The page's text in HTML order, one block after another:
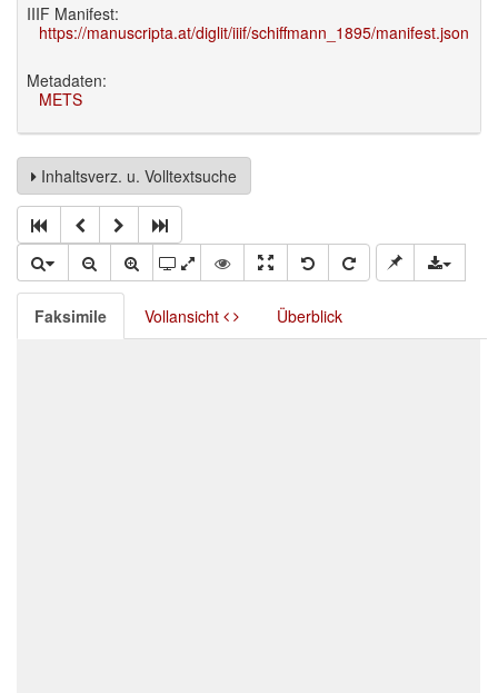
IIIF Manifest:
https://manuscripta.at/diglit/iiif/schiffmann_1895/manifest.json
Metadaten:
METS
Inhaltsverz. u. Volltextsuche
Faksimile Vollansicht Überblick